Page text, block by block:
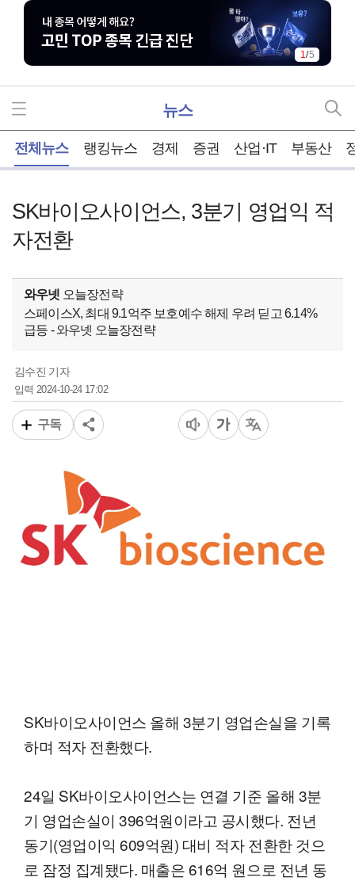
1/5
뉴스
전체뉴스 랭킹뉴스 경제 증권 산업·IT 부동산
SK바이오사이언스, 3분기 영업익 적
자전환
와우넷 오늘장전략
스페이스X, 최대 9.1억주 보호예수 해제 우려 딛고 6.14%
급등 - 와우넷 오늘장전략
김수진 기자
입력2024-10-24 17:02
구독
SK바이오사이언스 올해 3분기 영업손실을 기록
하며 적자 전환했다.
24일 SK바이오사이언스는 연결 기준 올해 3분
기 영업손실이 396억원이라고 공시했다. 전년
동기(영업이익 609억원) 대비 적자 전환한 것으
로 잠정 집계됐다. 매출은 616억 원으로 전년 동